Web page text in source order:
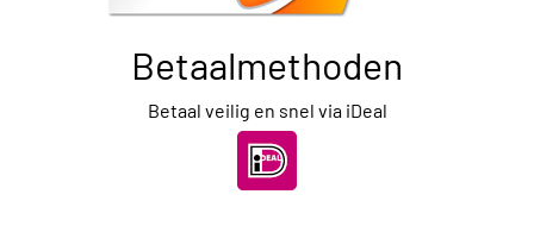
Betaalmethoden
Betaal veilig en snel via iDeal